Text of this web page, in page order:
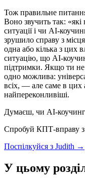
Тож правильне
Воно звучить так: «які
ситуації і чи AI-
зрушило справу з
одна або кілька з цих
ситуацію, що AI-
підтримки. Якщо ти
одно можлива:
всіх, — але саме в цих
найпереконливіші.
Думаєш, чи AI-коучинг
Спробуй КПТ-вправу
Поспілкуйся з Judith →
У цьому